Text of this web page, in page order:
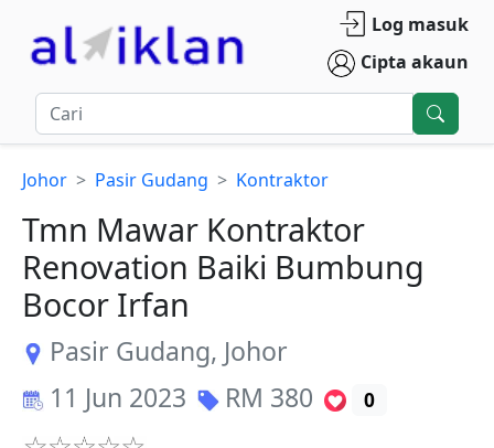
Log masuk
Cipta akaun
Johor Pasir Gudang Kontraktor
Tmn Mawar Kontraktor
Renovation Baiki Bumbung
Bocor Irfan
Pasir Gudang, Johor
11 Jun 2023
RM 380 0